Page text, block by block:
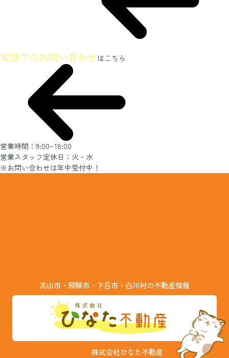
電話でのお問い合わせはこちら
営業時間：9:00~18:00
営業スタッフ定休日：火・水
※お問い合わせは年中受付中！
高山市・飛騨市・下呂市・白川村の不動産情報
株式会社ひなた不動産